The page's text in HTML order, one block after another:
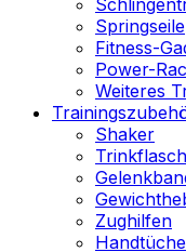
Springseile
Fitness-
Power-
Weiteres
Shaker
Zughilfen